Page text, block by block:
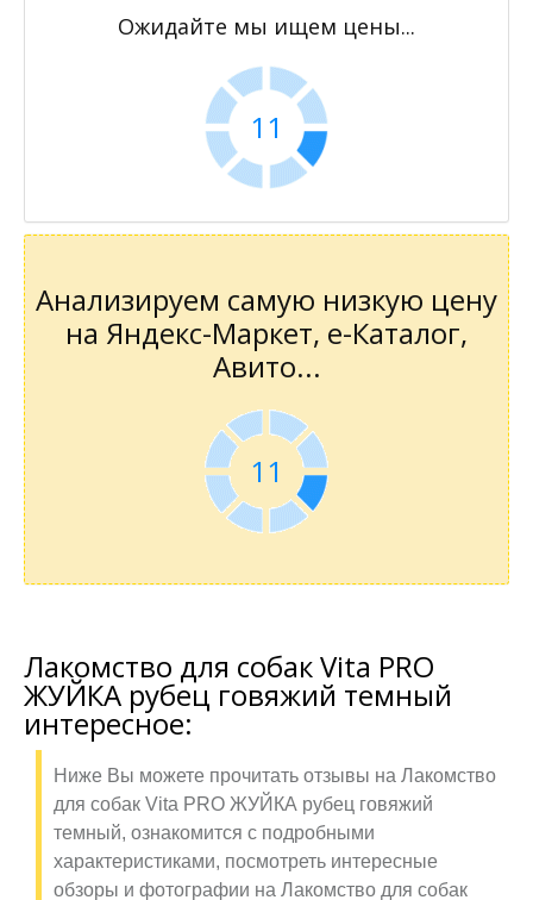
Ожидайте мы ищем цены...
11
Анализируем самую низкую цену
на Яндекс-Маркет, е-Каталог,
Авито...
11
Лакомство для собак Vita PRO
ЖУЙКА рубец говяжий темный
интересное:
Ниже Вы можете прочитать отзывы на Лакомство
для собак Vita PRO ЖУЙКА рубец говяжий
темный, ознакомится с подробными
характеристиками, посмотреть интересные
обзоры и фотографии на Лакомство для собак